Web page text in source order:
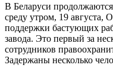
В Беларуси
среду утром, 19 августа,
поддержки бастующих
завода. Это первый за
сотрудников
Задержаны несколько